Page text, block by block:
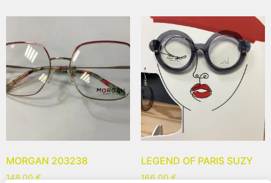
MORGAN 203238
148,00 €
LEGEND OF PARIS SUZY
166,00 €